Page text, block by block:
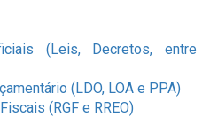
(Leis, Decretos, entre
(LDO, LOA e PPA)
(RGF e RREO)